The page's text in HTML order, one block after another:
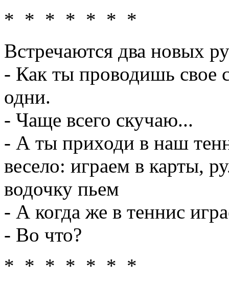
* * * * * * *
Встречаются два новых
- Как ты проводишь свое
одни.
- Чаще всего скучаю...
- А ты приходи в наш
весело: играем в карты,
водочку пьем
- А когда же в теннис
- Во что?
* * * * * * *